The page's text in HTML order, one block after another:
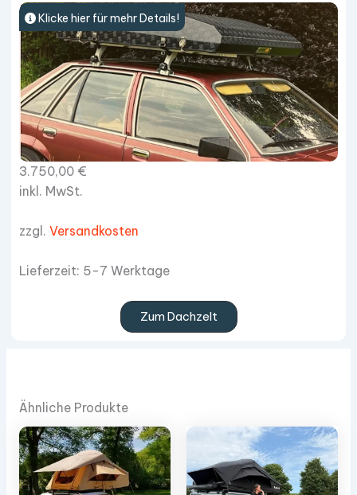
Klicke hier für mehr Details!
3.750,00 €
inkl. MwSt.
zzgl. Versandkosten
Lieferzeit: 5-7 Werktage
Zum Dachzelt
Ähnliche Produkte